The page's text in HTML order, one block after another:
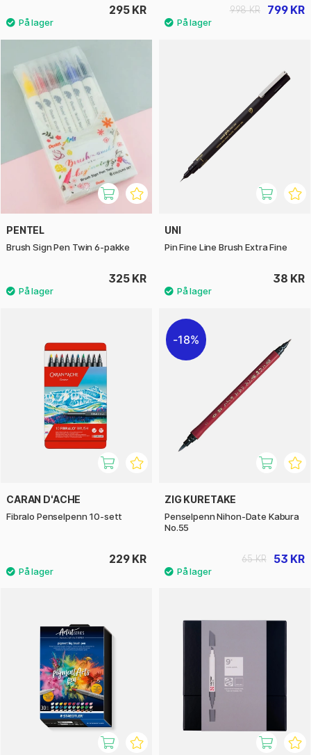
295 KR 799 KR
998 KR
PENTEL
Brush Sign Pen Twin 6-pakke
325 KR
UNI
Pin Fine Line Brush Extra Fine
38 KR
CARAN D'ACHE
Fibralo Penselpenn 10-sett
229 KR
18%
ZIG KURETAKE
Penselpenn Nihon-Date Kabura
No.55
53 KR
65 KR